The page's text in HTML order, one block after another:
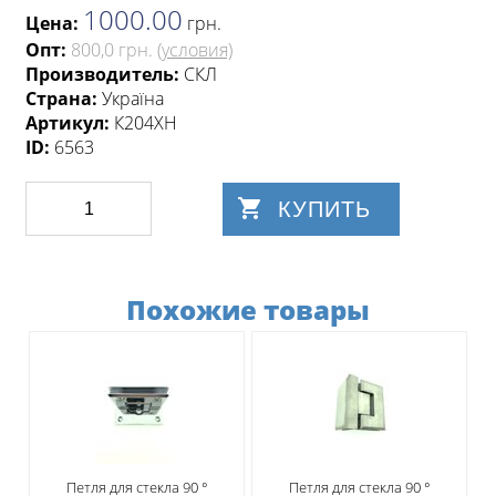
Цена: 1000.00 грн.
Опт: 800,0 грн. (условия)
Производитель: СКЛ
Страна: Україна
Артикул: К204ХН
ID: 6563
КУПИТЬ
Похожие товары
Петля для стекла 90 °
Петля для стекла 90 °